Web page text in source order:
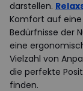
darstellen.
Komfort auf eine
Bedürfnisse der
eine
Vielzahl von
die perfekte
finden.